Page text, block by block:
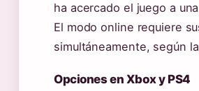
ha acercado el juego a
El modo online requiere
simultáneamente, según
Opciones en Xbox y PS4